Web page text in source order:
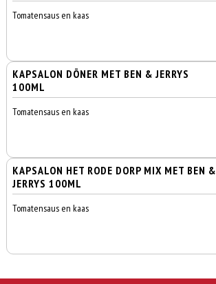
Tomatensaus en kaas
KAPSALON DÖNER MET BEN & JERRYS
100ML
Tomatensaus en kaas
KAPSALON HET RODE DORP MIX MET BEN &
JERRYS 100ML
Tomatensaus en kaas